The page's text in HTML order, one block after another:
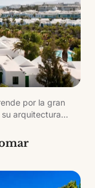
por la gran
arquitectura
uno con su
verdes.